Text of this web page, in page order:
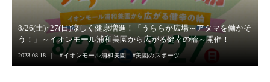
8/26(土)･27(日)涼しく健康増進！「うららか広場～アタマを働かそ
う！」～イオンモール浦和美園から広がる健幸の輪～開催！
2023.08.18 イオンモール浦和美園 美園のスポーツ